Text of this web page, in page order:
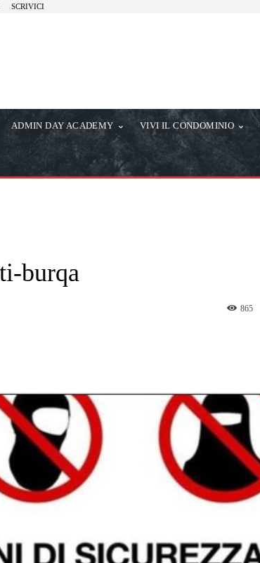
SCRIVICI
ADMIN DAY ACADEMY VIVI IL CONDOMINIO
burqa
865